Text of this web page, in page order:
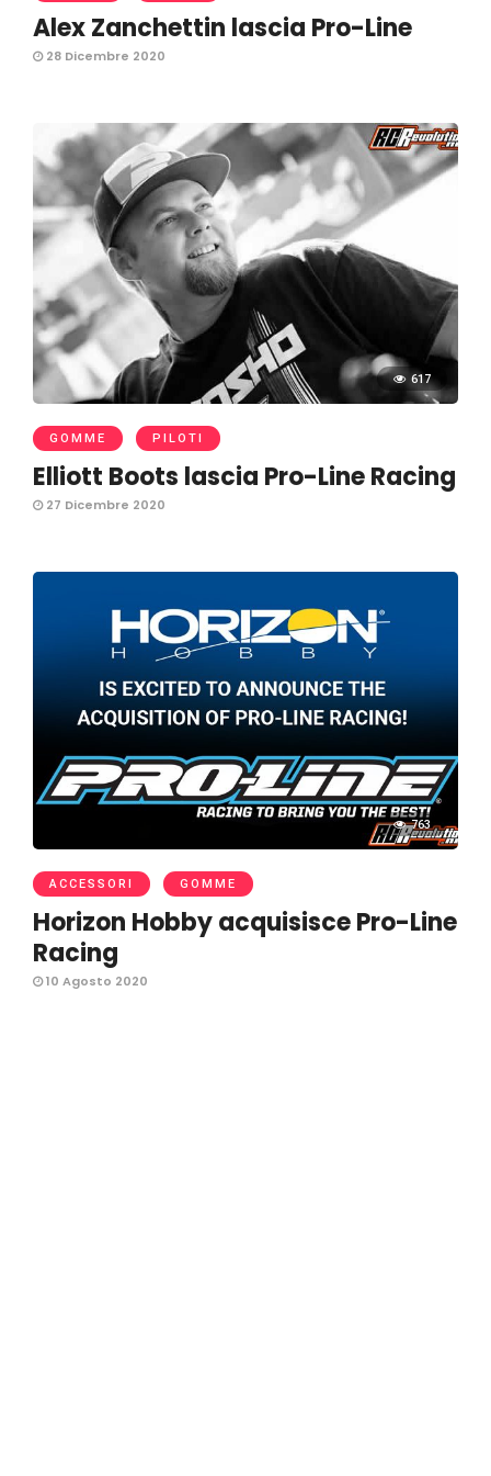
Alex Zanchettin lascia Pro-Line
28 Dicembre 2020
617
GOMME PILOTI
Elliott Boots lascia Pro-Line Racing
27 Dicembre 2020
763
ACCESSORI GOMME
Horizon Hobby acquisisce Pro-Line
Racing
10 Agosto 2020